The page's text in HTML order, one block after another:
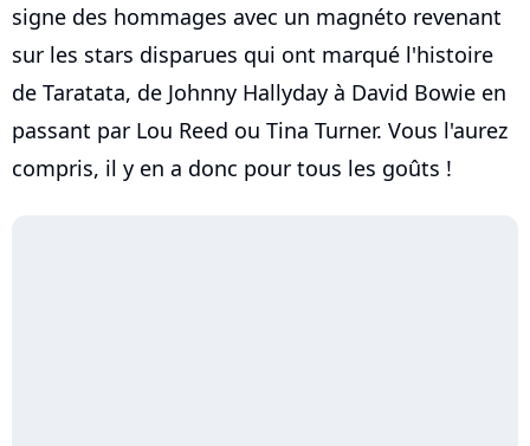
signe des hommages avec un magnéto revenant
sur les stars disparues qui ont marqué l'histoire
de Taratata, de Johnny Hallyday à David Bowie en
passant par Lou Reed ou Tina Turner. Vous l'aurez
compris, il y en a donc pour tous les goûts !